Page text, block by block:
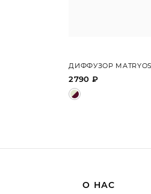
ДИФФУЗОР
2790 ₽
О НАС